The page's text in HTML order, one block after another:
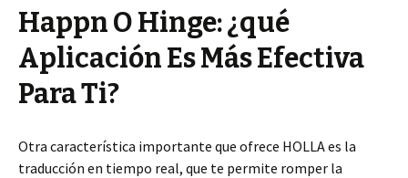
Happn O Hinge: ¿qué
Aplicación Es Más Efectiva
Para Ti?
Otra característica importante que ofrece HOLLA es la
traducción en tiempo real, que te permite romper la